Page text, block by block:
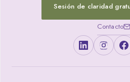
Sesión de claridad
Contacto